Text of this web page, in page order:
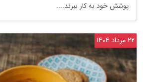
پوشش خود به کار ببرند....
22 مرداد 1404